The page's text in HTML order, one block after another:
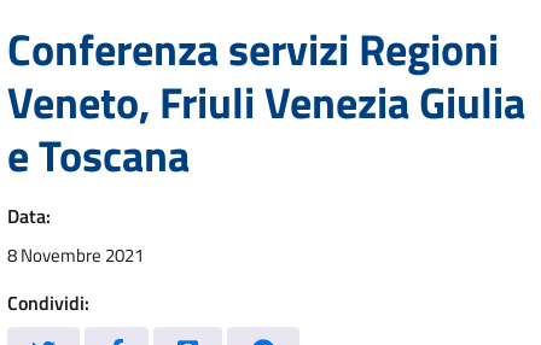
Conferenza servizi Regioni
Veneto, Friuli Venezia Giulia
e Toscana
Data:
8 Novembre 2021
Condividi: